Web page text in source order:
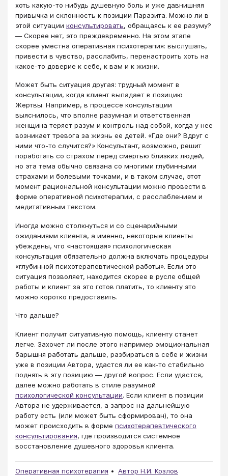
хоть какую-то нибудь душевную боль и уже давнишняя
привычка и склонность к позиции Паразита. Можно ли в
этой ситуации консультировать, обращаясь к ее разуму?
— Скорее нет, это преждевременно. На этом этапе
скорее уместна оперативная психотерапия: выслушать,
привести в чувство, расслабить, перенастроить хоть на
какое-то доверие к себе, к вам и к жизни.
Может быть ситуация другая: трудный момент в
консультации, когда клиент выпадает в позицию
Жертвы. Например, в процессе консультации
выяснилось, что вполне разумная и ответственная
женщина теряет разум и контроль над собой, когда у нее
возникает тревога за жизнь ее детей. «Где они? Вдруг с
ними что-то случится?» Консультант, возможно, решит
поработать со страхом перед смертью близких людей,
но эта тема обычно связана со многими глубинными
страхами и болевыми точками, и в таком случае, этот
момент рациональной консультации можно провести в
форме оперативной психотерапии, с расслаблением и
медитативным текстом.
Иногда можно столкнуться и со сценарийными
ожиданиями клиента, а именно, некоторые клиенты
убеждены, что «настоящая» психологическая
консультация обязательно должна включать процедуры
«глубинной психотерапевтической работы». Если это
ситуация позволяет, находится скорее в русле общей
работы и клиент за это готов платить, то клиенту это
можно коротко предоставить.
Что дальше?
Клиент получит ситуативную помощь, клиенту станет
легче. Захочет ли после этого например эмоциональная
барышня работать дальше, разбираться в себе и жизни
уже в позиции Автора, удастся ли ее как-то стабильно
поднять в эту позицию — другой вопрос. Если удастся,
далее можно работать в стиле разумной
психологической консультации. Если клиент в позиции
Автора не удерживается, а запрос на дальнейшую
работу есть (или может быть сформирован), то она
может происходить в форме психотерапевтического
консультирования, где производится системное
восстановление душевного здоровья клиента.
Оперативная психотерапия Автор Н.И. Козлов